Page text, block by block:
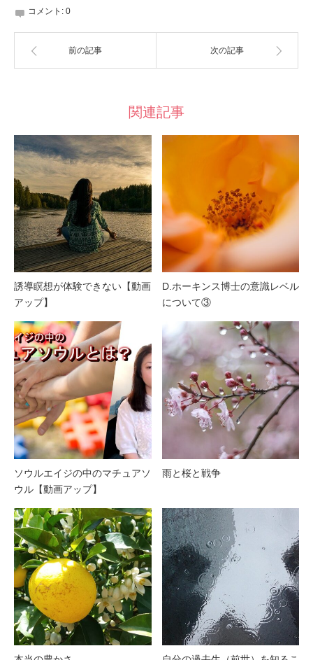
コメント: 0
前の記事 次の記事
関連記事
誘導瞑想が体験できない【動画
アップ】
D.ホーキンス博士の意識レベル
について③
ソウルエイジの中のマチュアソ
ウル【動画アップ】
雨と桜と戦争